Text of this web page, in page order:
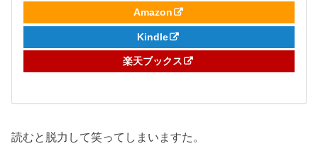
Amazon
Kindle
楽天ブックス
読むと脱力して笑ってしまいますた。